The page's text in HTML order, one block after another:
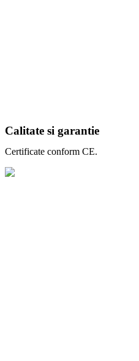
Calitate si garantie
Certificate conform CE.